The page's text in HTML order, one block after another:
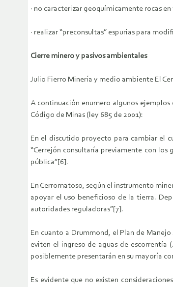
· no caracterizar geoquímicamente rocas en
· realizar “preconsultas” espurias para
Cierre minero y pasivos ambientales
Julio Fierro Minería y medio ambiente El
A continuación enumero algunos ejemplos
Código de Minas (ley 685 de 2001):
En el discutido proyecto para cambiar el
“Cerrejón consultaría previamente con
pública”[6].
En Cerromatoso, según el instrumento
apoyar el uso beneficioso de la tierra.
autoridades reguladoras”[7].
En cuanto a Drummond, el Plan de
eviten el ingreso de aguas de escorrentía
posiblemente presentarán en su mayoría
Es evidente que no existen